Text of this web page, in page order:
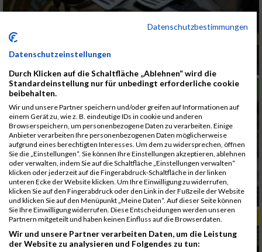
Durch das Trittfrequenztraining wird das
LAUFSPORT
Start der Leichtathletik WM in Daegu
TIPPS & TRENDS
Datenschutzbestimmungen
Datenschutzeinstellungen
Durch Klicken auf die Schaltfläche „Ablehnen“ wird die
Standardeinstellung nur für unbedingt erforderliche cookie
beibehalten.
Wir und unsere Partner speichern und/oder greifen auf Informationen auf
einem Gerät zu, wie z. B. eindeutige IDs in cookie und anderen
Browserspeichern, um personenbezogene Daten zu verarbeiten. Einige
Anbieter verarbeiten Ihre personenbezogenen Daten möglicherweise
aufgrund eines berechtigten Interesses. Um dem zu widersprechen, öffnen
Sie die „Einstellungen“. Sie können Ihre Einstellungen akzeptieren, ablehnen
oder verwalten, indem Sie auf die Schaltfläche „Einstellungen verwalten“
klicken oder jederzeit auf die Fingerabdruck-Schaltfläche in der linken
unteren Ecke der Website klicken. Um Ihre Einwilligung zu widerrufen,
klicken Sie auf den Fingerabdruck oder den Link in der Fußzeile der Website
und klicken Sie auf den Menüpunkt „Meine Daten“. Auf dieser Seite können
Sie Ihre Einwilligung widerrufen. Diese Entscheidungen werden unseren
Partnern mitgeteilt und haben keinen Einfluss auf die Browserdaten.
Wir und unsere Partner verarbeiten Daten, um die Leistung
der Website zu analysieren und Folgendes zu tun: